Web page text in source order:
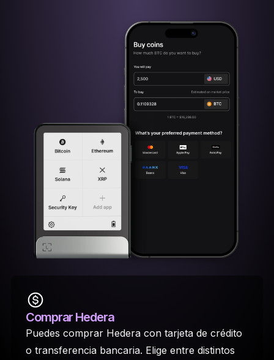
Comprar Hedera
Puedes comprar Hedera con tarjeta de crédito
o transferencia bancaria. Elige entre distintos